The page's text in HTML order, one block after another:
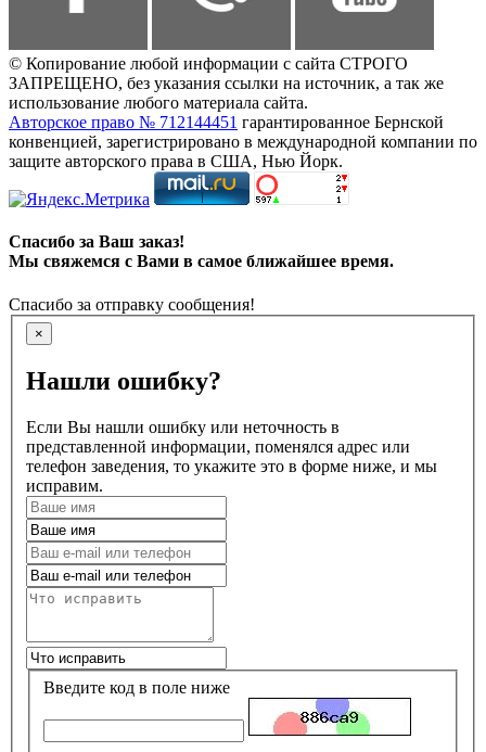
© Копирование любой информации с сайта СТРОГО
ЗАПРЕЩЕНО, без указания ссылки на источник, а так же
использование любого материала сайта.
Авторское право № 712144451 гарантированное Бернской
конвенцией, зарегистрировано в международной компании по
защите авторского права в США, Нью Йорк.
Спасибо за Ваш заказ!
Мы свяжемся с Вами в самое ближайшее время.
Спасибо за отправку сообщения!
×
Нашли ошибку?
Если Вы нашли ошибку или неточность в
представленной информации, поменялся адрес или
телефон заведения, то укажите это в форме ниже, и мы
исправим.
Введите код в поле ниже